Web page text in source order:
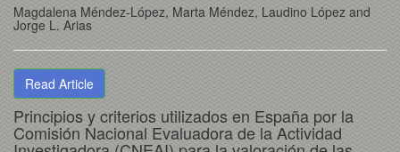
Magdalena Méndez-López, Marta Méndez, Laudino López and
Jorge L. Arias
Read Article
Principios y criterios utilizados en España por la
Comisión Nacional Evaluadora de la Actividad